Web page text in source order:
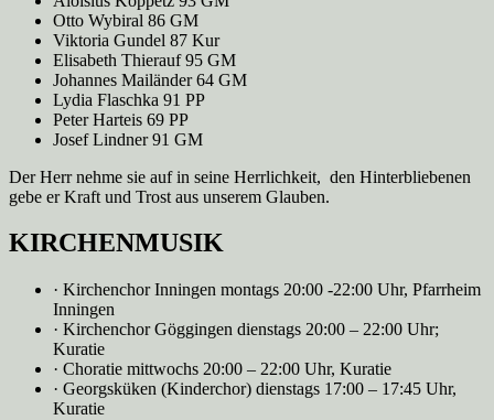
Otto Wybiral 86 GM
Viktoria Gundel 87 Kur
Elisabeth Thierauf 95 GM
Johannes Mailänder 64 GM
Lydia Flaschka 91 PP
Peter Harteis 69 PP
Josef Lindner 91 GM
Der Herr nehme sie auf in seine Herrlichkeit, den Hinterbliebenen
gebe er Kraft und Trost aus unserem Glauben.
KIRCHENMUSIK
· Kirchenchor Inningen montags 20:00 -22:00 Uhr, Pfarrheim
Inningen
· Kirchenchor Göggingen dienstags 20:00 – 22:00 Uhr;
Kuratie
· Choratie mittwochs 20:00 – 22:00 Uhr, Kuratie
· Georgsküken (Kinderchor) dienstags 17:00 – 17:45 Uhr,
Kuratie